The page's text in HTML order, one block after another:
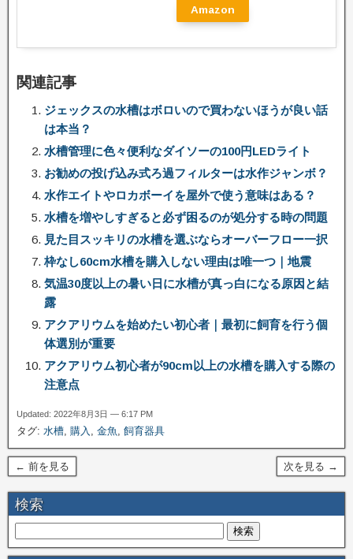
Amazon
関連記事
ジェックスの水槽はボロいので買わないほうが良い話
は本当？
水槽管理に色々便利なダイソーの100円LEDライト
お勧めの投げ込み式ろ過フィルターは水作ジャンボ？
水作エイトやロカボーイを屋外で使う意味はある？
水槽を増やしすぎると必ず困るのが処分する時の問題
見た目スッキリの水槽を選ぶならオーバーフロー一択
枠なし60cm水槽を購入しない理由は唯一つ｜地震
気温30度以上の暑い日に水槽が真っ白になる原因と結
露
アクアリウムを始めたい初心者｜最初に飼育を行う個
体選別が重要
アクアリウム初心者が90cm以上の水槽を購入する際の
注意点
Updated: 2022年8月3日 — 6:17 PM
タグ: 水槽, 購入 , 金魚, 飼育器具
← 前を見る 次を見る →
検索